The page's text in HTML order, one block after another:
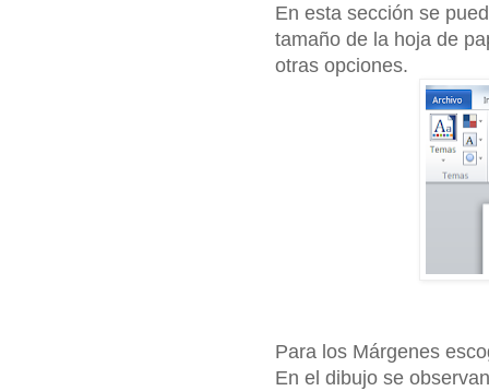
En esta sección se
tamaño de la hoja de
otras opciones.
Para los Márgenes
En el dibujo se